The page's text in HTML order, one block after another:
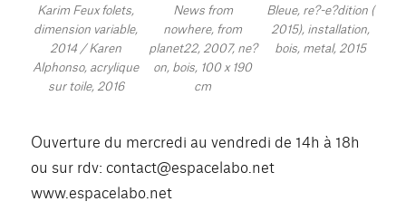
Karim Feux folets,
dimension variable,
2014 / Karen
Alphonso, acrylique
sur toile, 2016
News from
nowhere, from
planet22, 2007, ne?
on, bois, 100 x 190
cm
Bleue, re?-e?dition (
2015), installation,
bois, metal, 2015
Ouverture du mercredi au vendredi de 14h à 18h
ou sur rdv: contact@espacelabo.net
www.espacelabo.net